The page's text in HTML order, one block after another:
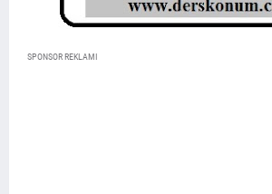
SPONSOR REKLAMI